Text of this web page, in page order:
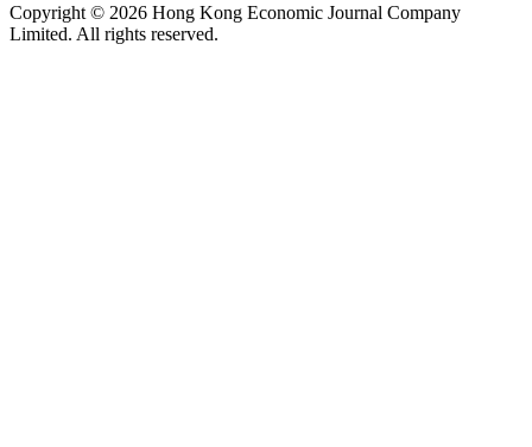
Copyright © 2026 Hong Kong Economic Journal Company
Limited. All rights reserved.